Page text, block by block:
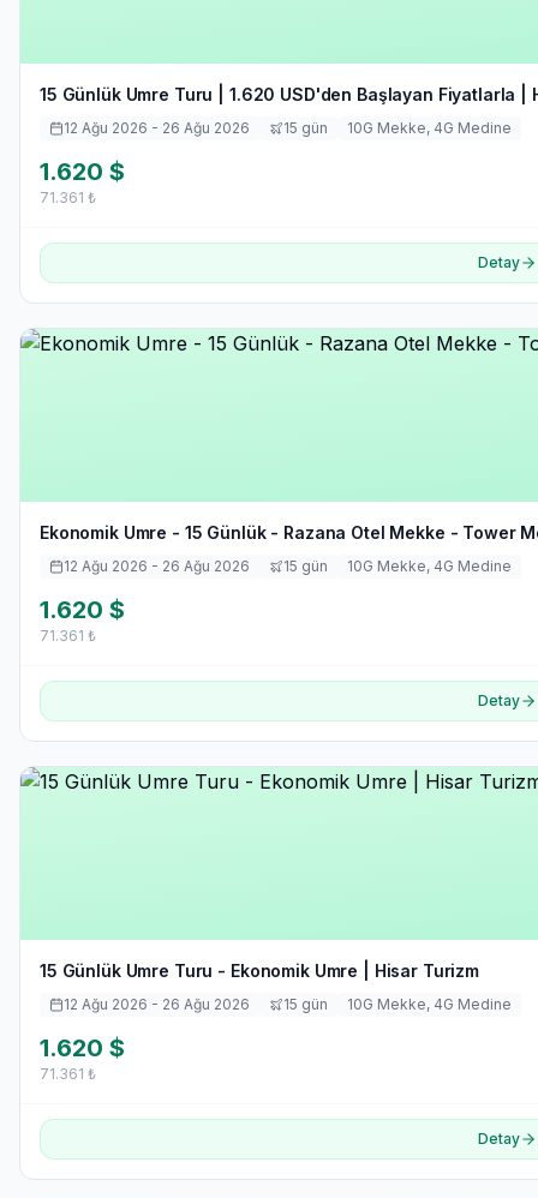
15 Günlük Umre Turu | 1.620 USD'den Başlayan Fiyatlarla |
12 Ağu 2026 - 26 Ağu 2026 15 gün 10G Mekke, 4G Medine
1.620 $
71.361 ₺
Detay
Ekonomik Umre - 15 Günlük - Razana Otel Mekke - Tower
12 Ağu 2026 - 26 Ağu 2026 15 gün 10G Mekke, 4G Medine
1.620 $
71.361 ₺
Detay
15 Günlük Umre Turu - Ekonomik Umre | Hisar Turizm
12 Ağu 2026 - 26 Ağu 2026 15 gün 10G Mekke, 4G Medine
1.620 $
71.361 ₺
Detay